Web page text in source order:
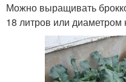
Можно выращивать
18 литров или